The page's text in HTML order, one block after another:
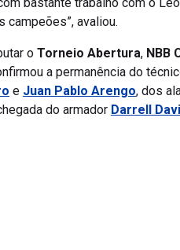
avaliou.
o Torneio Abertura NBB
a permanência do
e Juan Pablo Arengo , dos
do armador Darrell